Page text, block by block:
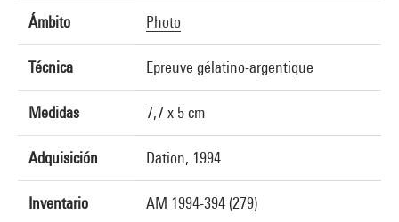
Ámbito Photo
Técnica Epreuve gélatino-argentique
Medidas 7,7 x 5 cm
Adquisición Dation, 1994
Inventario AM 1994-394 (279)